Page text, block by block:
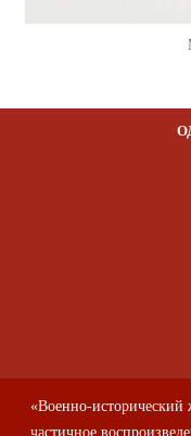
«Военно-
частичное